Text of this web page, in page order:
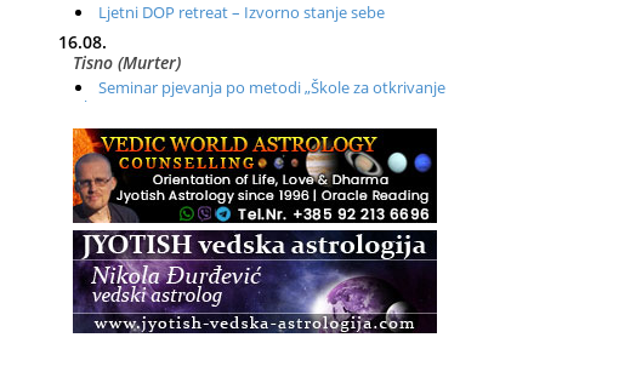
Ljetni DOP retreat – Izvorno stanje sebe
16.08.
Tisno (Murter)
Seminar pjevanja po metodi „Škole za otkrivanje
glasa“
20.08.
Online
Radionica: Pomagači iz drugih dimenzija Online –
otvoreno za sve
21.08.
Zagreb+Online
Osnovni ThetaHealing® tečaj, Zagreb i Online
22.08.
Pula